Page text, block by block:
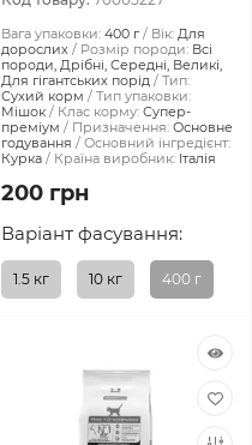
Вага упаковки: 400 г Вік: Для
дорослих
Розмір породи: Всі
породи, Дрібні, Середні, Великі,
Для гігантських порід
Тип:
Сухий корм
Тип упаковки:
Мішок
Клас корму: Супер-
преміум
Призначення: Основне
годування
Основний інгредієнт:
Курка
Країна виробник: Італія
200 грн
Варіант фасування:
1.5 кг 10 кг 400 г